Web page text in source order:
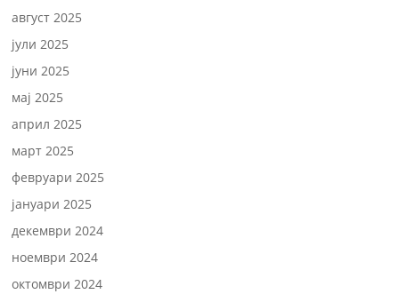
август 2025
јули 2025
јуни 2025
мај 2025
април 2025
март 2025
февруари 2025
јануари 2025
декември 2024
ноември 2024
октомври 2024